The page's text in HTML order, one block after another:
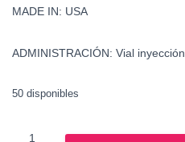
MADE IN: USA
ADMINISTRACIÓN: Vial inyección
50 disponibles
Drostanolona